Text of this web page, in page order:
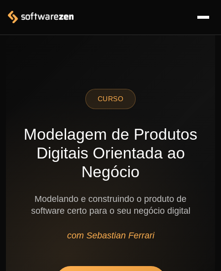
CURSO
Modelagem de Produtos
Digitais Orientada ao
Negócio
Modelando e construindo o produto de
software certo para o seu negócio digital
com Sebastian Ferrari